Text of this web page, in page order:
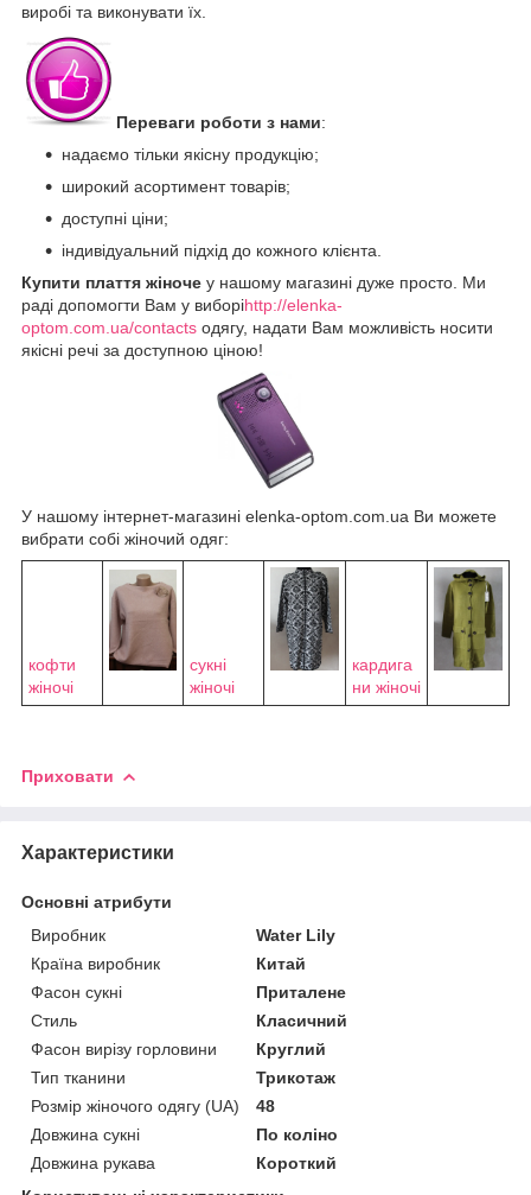
виробі та виконувати їх.
Переваги роботи з нами:
надаємо тільки якісну продукцію;
широкий асортимент товарів;
доступні ціни;
індивідуальний підхід до кожного клієнта.
Купити плаття жіноче у нашому магазині дуже просто. Ми
раді допомогти Вам у виборіhttp://elenka-
optom.com.ua/contacts одягу, надати Вам можливість носити
якісні речі за доступною ціною!
У нашому інтернет-магазині elenka-optom.com.ua Ви можете
вибрати собі жіночий одяг:
кофти
жіночі
сукні
жіночі
кардига
ни жіночі
Приховати
Характеристики
Основні атрибути
Виробник
Water Lily
Країна виробник
Китай
Фасон сукні
Приталене
Стиль
Класичний
Фасон вирізу горловини
Круглий
Тип тканини
Трикотаж
Розмір жіночого одягу (UA)
48
Довжина сукні
По коліно
Довжина рукава
Короткий